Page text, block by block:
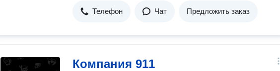
Телефон Чат Предложить заказ
Компания 911